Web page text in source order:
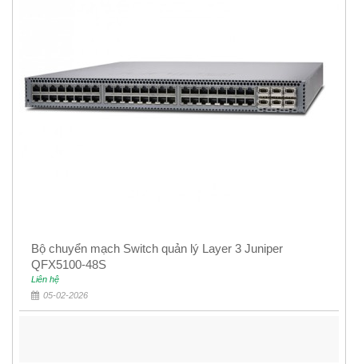
Bộ chuyển mạch Switch quản lý Layer 3 Juniper
QFX5100-48S
Liên hệ
05-02-2026